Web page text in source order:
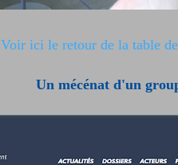
Voir ici le retour de la table
Un mécénat d'un